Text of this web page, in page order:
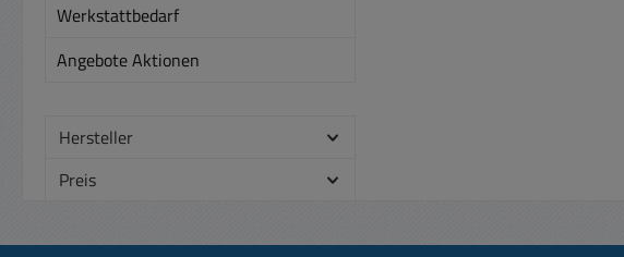
Werkstattbedarf
Angebote Aktionen
Hersteller
Preis